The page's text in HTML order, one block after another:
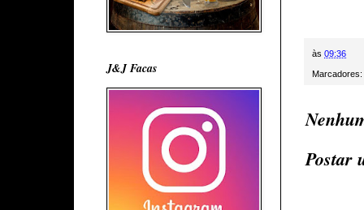
às 09:36
Marcadores:
Postar
J&J Facas